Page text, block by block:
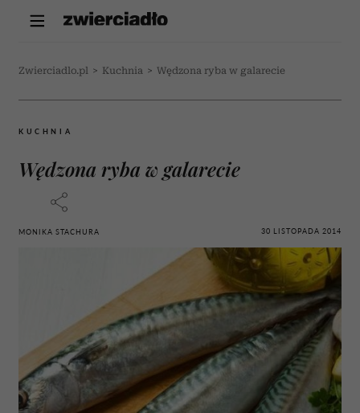
Zwierciadlo.pl > Kuchnia > Wędzona ryba w galarecie
KUCHNIA
Wędzona ryba w galarecie
MONIKA STACHURA 30 LISTOPADA 2014